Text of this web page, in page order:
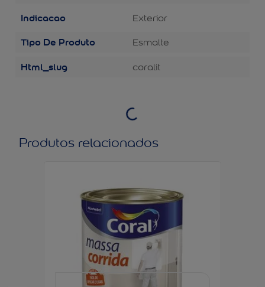
Indicacao Exterior
Tipo De Produto Esmalte
Html_slug coralit
Produtos relacionados